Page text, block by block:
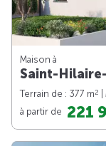
Maison à
Saint-
Terrain de : 377 m2
à partir de 221